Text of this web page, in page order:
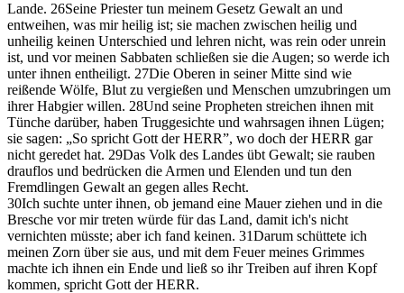
Lande. 26Seine Priester tun meinem Gesetz Gewalt an und
entweihen, was mir heilig ist; sie machen zwischen heilig und
unheilig keinen Unterschied und lehren nicht, was rein oder unrein
ist, und vor meinen Sabbaten schließen sie die Augen; so werde ich
unter ihnen entheiligt. 27Die Oberen in seiner Mitte sind wie
reißende Wölfe, Blut zu vergießen und Menschen umzubringen um
ihrer Habgier willen. 28Und seine Propheten streichen ihnen mit
Tünche darüber, haben Truggesichte und wahrsagen ihnen Lügen;
sie sagen: „So spricht Gott der HERR”, wo doch der HERR gar
nicht geredet hat. 29Das Volk des Landes übt Gewalt; sie rauben
drauflos und bedrücken die Armen und Elenden und tun den
Fremdlingen Gewalt an gegen alles Recht.
30Ich suchte unter ihnen, ob jemand eine Mauer ziehen und in die
Bresche vor mir treten würde für das Land, damit ich's nicht
vernichten müsste; aber ich fand keinen. 31Darum schüttete ich
meinen Zorn über sie aus, und mit dem Feuer meines Grimmes
machte ich ihnen ein Ende und ließ so ihr Treiben auf ihren Kopf
kommen, spricht Gott der HERR.